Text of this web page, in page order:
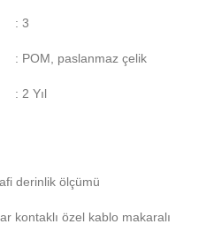
: 3
: POM, paslanmaz çelik
: 2 Yıl
derinlik ölçümü
kontaklı özel kablo makaralı